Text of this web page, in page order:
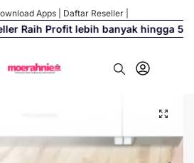
Apps Daftar Reseller
Raih Profit lebih banyak hingga 500%